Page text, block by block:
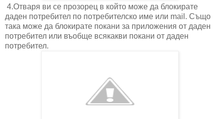
4.Отваря ви се прозорец в който може да блокирате
даден потребител по потребителско име или mail. Също
така може да блокирате покани за приложения от даден
потребител или въобще всякакви покани от даден
потребител.